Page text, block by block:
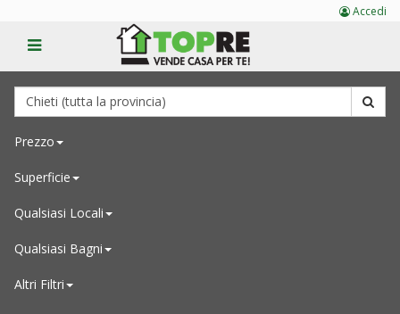
Prezzo
Superficie
Qualsiasi Locali
Qualsiasi Bagni
Altri Filtri
Accedi